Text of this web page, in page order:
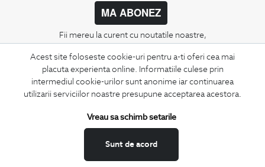
Acest site foloseste cookie-uri pentru a-ti oferi cea mai
placuta experienta online. Informatiile culese prin
intermediul cookie-urilor sunt anonime iar continuarea
utilizarii serviciilor noastre presupune acceptarea acestora.
Sunt de acord
Vreau sa schimb setarile
MA ABONEZ
Fii mereu la curent cu noutatile noastre,
oferte speciale si trenduri in moda masculina.
CONCIERGE
Termeni si conditii
Securitatea datelor
Feedback site